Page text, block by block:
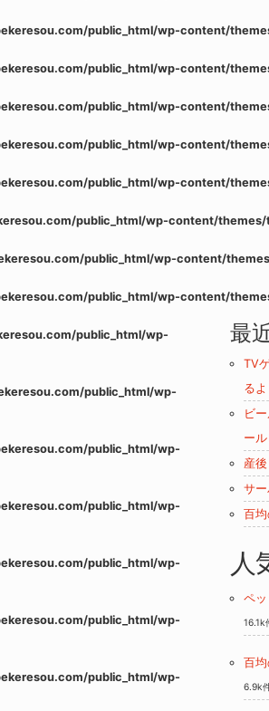
public_html/wp-content/
public_html/wp-content/
public_html/wp-content/
public_html/wp-content/
public_html/wp-content/
public_html/wp-content/
public_html/wp-content/
public_html/wp-content/
最
TV
る
ビ
ー
産
サ
百
人
ペ
16.1k
百
6.9k
public_html/wp-
public_html/wp-
public_html/wp-
public_html/wp-
public_html/wp-
public_html/wp-
public_html/wp-